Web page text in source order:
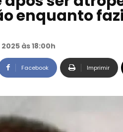
enquanto
às 18:00h
Facebook Imprimir